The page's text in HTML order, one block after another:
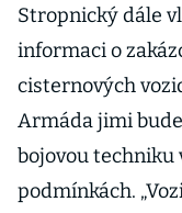
Stropnický dále
informaci o
cisternových
Armáda jimi
bojovou techniku
podmínkách.